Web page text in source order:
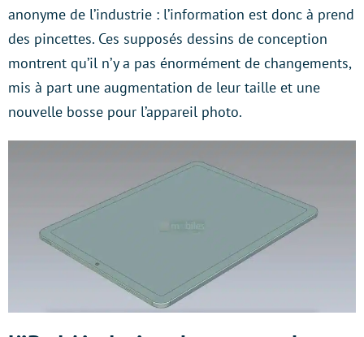
anonyme de l’industrie : l’information est donc à prend
des pincettes. Ces supposés dessins de conception
montrent qu’il n’y a pas énormément de changements,
mis à part une augmentation de leur taille et une
nouvelle bosse pour l’appareil photo.